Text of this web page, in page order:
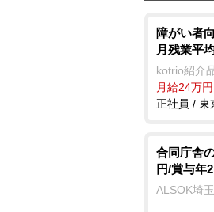
障がい者
月残業平
kotrio紹介
月給24万
正社員 / 東
合同庁舎
円/賞与年
ALSOK埼